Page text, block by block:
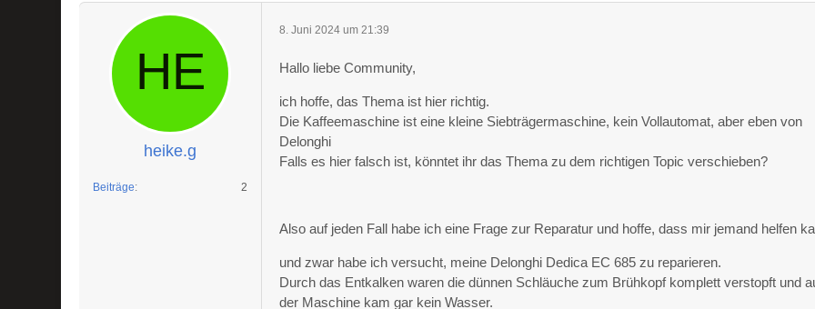
heike.g
Beiträge 2
8. Juni 2024 um 21:39
Hallo liebe Community,
ich hoffe, das Thema ist hier richtig.
Die Kaffeemaschine ist eine kleine Siebträgermaschine, kein Vollautomat, aber eben von
Delonghi
Falls es hier falsch ist, könntet ihr das Thema zu dem richtigen Topic verschieben?
Also auf jeden Fall habe ich eine Frage zur Reparatur und hoffe, dass mir jemand helfen
und zwar habe ich versucht, meine Delonghi Dedica EC 685 zu reparieren.
Durch das Entkalken waren die dünnen Schläuche zum Brühkopf komplett verstopft und
der Maschine kam gar kein Wasser.